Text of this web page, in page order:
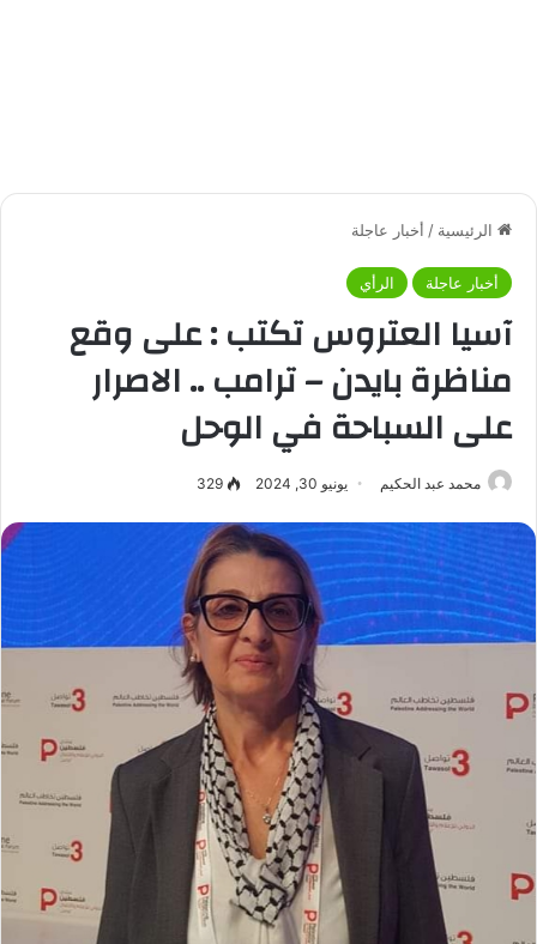
الرئيسية / أخبار عاجلة
أخبار عاجلة الرأي
آسيا العتروس تكتب : على وقع
مناظرة بايدن – ترامب .. الاصرار
على السباحة في الوحل
محمد عبد الحكيم يونيو 30, 2024 329